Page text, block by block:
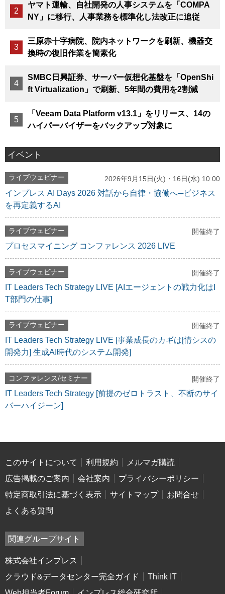
ヤマト運輸、自社開発の人事システムを「COMPA
NY」に移行、人事業務を標準化し法改正に追従
三原赤十字病院、院内ネットワークを刷新、機器交
換時の復旧作業を簡素化
SMBC日興証券、サーバー仮想化基盤を「OpenShi
ft Virtualization」で刷新、5年間の費用を2割減
「Veeam Data Platform v13.1」をリリース、14の
ハイパーバイザーをバックアップ対象に
イベント
ライブウェビナー 2026年9月15日(火)・16日(水) 10:00
インプレス AI Days 2026 対話から自律・協働へ─ビジネス
を再定義するAI
ライブウェビナー 開催終了
プロセスマイニング コンファレンス 2026 LIVE
ライブウェビナー 開催終了
IT Leaders Tech Strategy LIVE [AIエージェントの戦力化はI
T部門の仕事]
ライブウェビナー 開催終了
IT Leaders Tech Strategy LIVE [事業成長のカギは[情シスの
開発力] 生成AI時代のシステム開発]
コンファレンス/セミナー 開催終了
IT Leaders Tech Strategy [前提のゼロトラスト、不断のサイ
バーハイジーン]
このサイトについて 利用規約
メルマガ購読
広告掲載のご案内
会社案内
プライバシーポリシー
特定商取引法に基づく表示
サイトマップ
お問合せ
よくある質問
関連グループサイト
株式会社インプレス
クラウド&データセンター完全ガイド
Think IT